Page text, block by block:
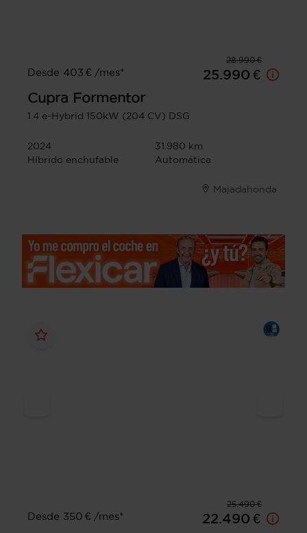
28.990 €
Desde 403 € /mes*
25.990 €
Cupra Formentor
1.4 e-Hybrid 150kW (204 CV) DSG
2024
31.980 km
Híbrido enchufable
Automática
Majadahonda
25.490 €
Desde 350 € /mes*
22.490 €